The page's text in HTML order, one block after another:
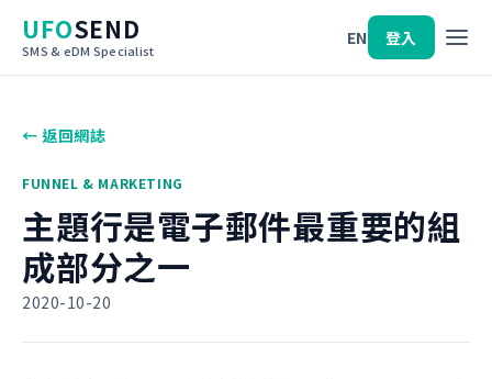
UFOSEND
SMS & eDM Specialist
EN 登入
← 返回網誌
FUNNEL & MARKETING
主題行是電子郵件最重要的組
成部分之一
2020-10-20